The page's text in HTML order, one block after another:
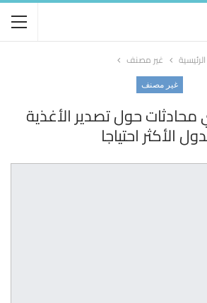
الرئيسية غير مصنف
غير مصنف
حول تصدير الأغذية
الأكثر احتياجا